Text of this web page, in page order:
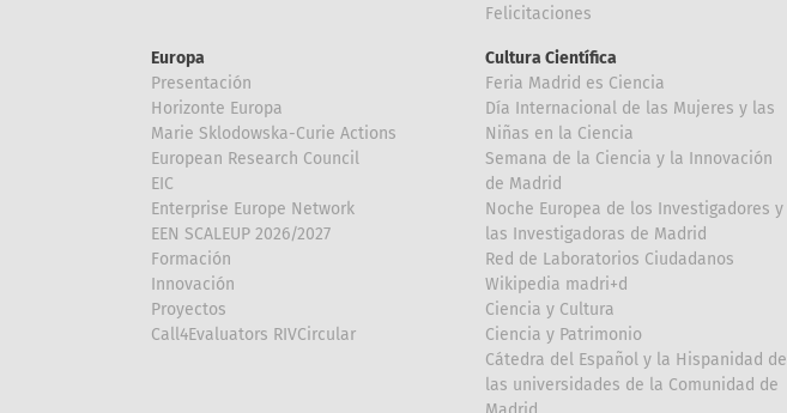
Felicitaciones
Europa
Presentación
Horizonte Europa
Marie Sklodowska-Curie Actions
European Research Council
EIC
Enterprise Europe Network
EEN SCALEUP 2026/2027
Formación
Innovación
Proyectos
Call4Evaluators RIVCircular
Cultura Científica
Feria Madrid es Ciencia
Día Internacional de las Mujeres y las
Niñas en la Ciencia
Semana de la Ciencia y la Innovación
de Madrid
Noche Europea de los Investigadores y
las Investigadoras de Madrid
Red de Laboratorios Ciudadanos
Wikipedia madri+d
Ciencia y Cultura
Ciencia y Patrimonio
Cátedra del Español y la Hispanidad de
las universidades de la Comunidad de